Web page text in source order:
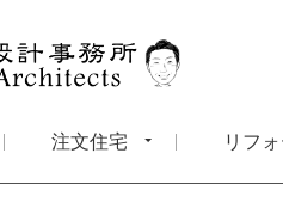
注文住宅 リフ